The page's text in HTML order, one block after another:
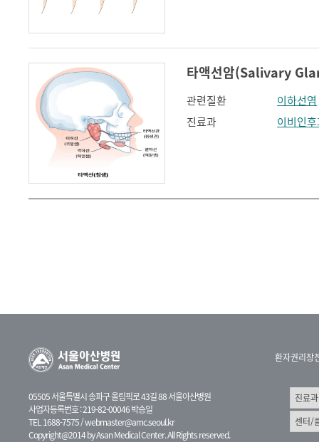
타액선암(Salivary
관련질환
이하선염
진료과
이비인
05505 서울특별시 송파구 올림픽로 43길 88 서울아산병원
사업자등록번호 : 219-82-00046 박승일
TEL 1688-7575 /webmaster@amc.seoul.kr
Copyright@2014 by Asan Medical Center. All Rights reserved.
환자권리장